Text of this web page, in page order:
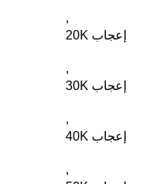
,
20K إعجاب
,
30K إعجاب
,
40K إعجاب
,